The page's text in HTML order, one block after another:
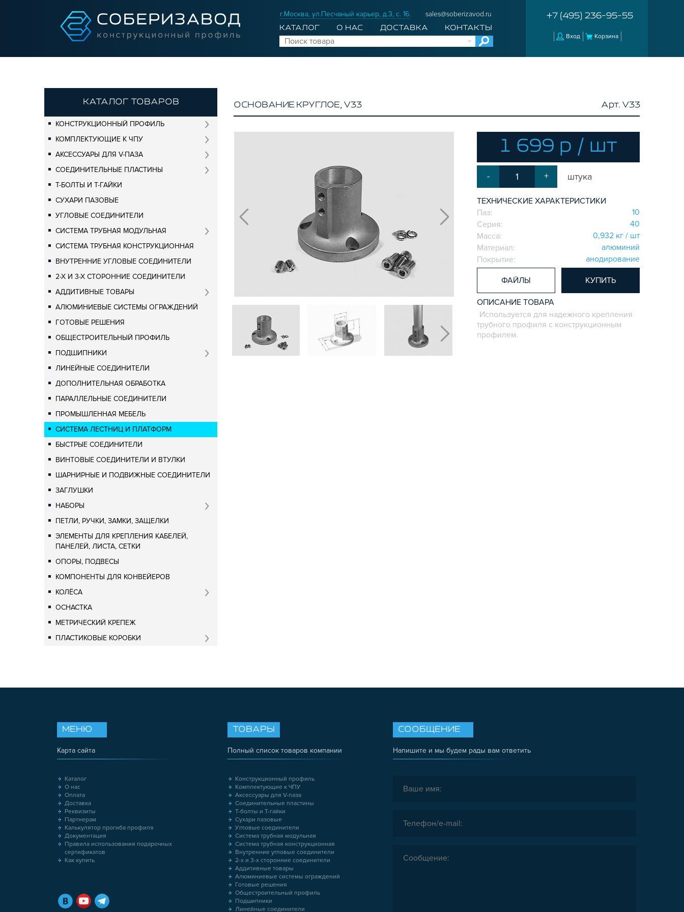
г.Москва, ул.Песчаный карьер, д.3, с. 16. sales@soberizavod.ru
КАТАЛОГ О НАС ДОСТАВКА КОНТАКТЫ
+7 (495) 236-95-55
Вход Корзина
КАТАЛОГ ТОВАРОВ
КОНСТРУКЦИОННЫЙ ПРОФИЛЬ
КОМПЛЕКТУЮЩИЕ К ЧПУ
АКСЕССУАРЫ ДЛЯ V-ПАЗА
СОЕДИНИТЕЛЬНЫЕ ПЛАСТИНЫ
Т-БОЛТЫ И Т-ГАЙКИ
СУХАРИ ПАЗОВЫЕ
УГЛОВЫЕ СОЕДИНИТЕЛИ
СИСТЕМА ТРУБНАЯ МОДУЛЬНАЯ
СИСТЕМА ТРУБНАЯ КОНСТРУКЦИОННАЯ
ВНУТРЕННИЕ УГЛОВЫЕ СОЕДИНИТЕЛИ
2-Х И 3-Х СТОРОННИЕ СОЕДИНИТЕЛИ
АДДИТИВНЫЕ ТОВАРЫ
АЛЮМИНИЕВЫЕ СИСТЕМЫ ОГРАЖДЕНИЙ
ГОТОВЫЕ РЕШЕНИЯ
ОБЩЕСТРОИТЕЛЬНЫЙ ПРОФИЛЬ
ПОДШИПНИКИ
ЛИНЕЙНЫЕ СОЕДИНИТЕЛИ
ДОПОЛНИТЕЛЬНАЯ ОБРАБОТКА
ПАРАЛЛЕЛЬНЫЕ СОЕДИНИТЕЛИ
ПРОМЫШЛЕННАЯ МЕБЕЛЬ
СИСТЕМА ЛЕСТНИЦ И ПЛАТФОРМ
БЫСТРЫЕ СОЕДИНИТЕЛИ
ВИНТОВЫЕ СОЕДИНИТЕЛИ И ВТУЛКИ
ШАРНИРНЫЕ И ПОДВИЖНЫЕ СОЕДИНИТЕЛИ
ЗАГЛУШКИ
НАБОРЫ
ПЕТЛИ, РУЧКИ, ЗАМКИ, ЗАЩЕЛКИ
ЭЛЕМЕНТЫ ДЛЯ КРЕПЛЕНИЯ КАБЕЛЕЙ,
ПАНЕЛЕЙ, ЛИСТА, СЕТКИ
ОПОРЫ, ПОДВЕСЫ
КОМПОНЕНТЫ ДЛЯ КОНВЕЙЕРОВ
КОЛЁСА
ОСНАСТКА
МЕТРИЧЕСКИЙ КРЕПЕЖ
ПЛАСТИКОВЫЕ КОРОБКИ
ОСНОВАНИЕ КРУГЛОЕ, V33 Арт. V33
1 699 р / шт
- + штука
ТЕХНИЧЕСКИЕ ХАРАКТЕРИСТИКИ
Паз:
10
Серия:
40
Масса:
0,932 кг / шт
Материал:
алюминий
Покрытие:
анодирование
ФАЙЛЫ КУПИТЬ
ОПИСАНИЕ ТОВАРА
Используется для надежного крепления
трубного профиля с конструкционным
профилем.
СООБЩЕНИЕ
Напишите и мы будем рады вам ответить
ТОВАРЫ
Полный список товаров компании
Конструкционный профиль
Комплектующие к ЧПУ
Аксессуары для V-паза
Соединительные пластины
Т-болты и Т-гайки
Сухари пазовые
Угловые соединители
Система трубная модульная
Система трубная конструкционная
Внутренние угловые соединители
2-х и 3-х сторонние соединители
Аддитивные товары
Алюминиевые системы ограждений
Готовые решения
Общестроительный профиль
Подшипники
Линейные соединители
МЕНЮ
Карта сайта
Каталог
О нас
Оплата
Доставка
Реквизиты
Партнерам
Калькулятор прогиба профиля
Документация
Правила использования подарочных
сертификатов
Как купить